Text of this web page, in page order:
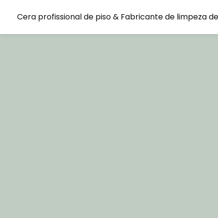
Cera profissional de piso & Fabricante de limpeza